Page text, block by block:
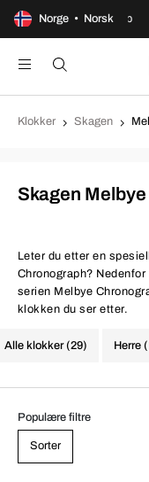
Norge • Norsk
100 dagers åpent kjøp
Klokker Skagen
Skagen
Leter du etter en
Chronograph?
serien Melbye
klokken du ser etter.
Alle klokker (29) Herre
Populære filtre
Sorter